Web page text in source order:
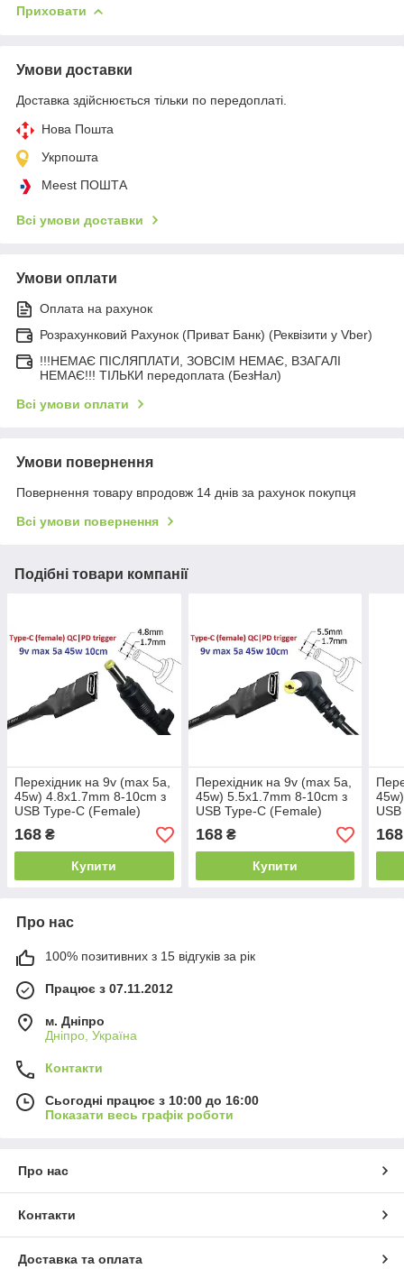
Приховати
Умови доставки
Доставка здійснюється тільки по передоплаті.
Нова Пошта
Укрпошта
Meest ПОШТА
Всі умови доставки
Умови оплати
Оплата на рахунок
Розрахунковий Рахунок (Приват Банк) (Реквізити у Vber)
!!!НЕМАЄ ПІСЛЯПЛАТИ, ЗОВСІМ НЕМАЄ, ВЗАГАЛІ
НЕМАЄ!!! ТІЛЬКИ передоплата (БезНал)
Всі умови оплати
Умови повернення
Повернення товару впродовж 14 днів за рахунок покупця
Всі умови повернення
Подібні товари компанії
Перехідник на 9v (max 5a,
45w) 4.8x1.7mm 8-10cm з
USB Type-C (Female)
Quick Charge Power
Delivery QC|PD тригер (A
class) 1 день
168 ₴
Купити
Перехідник на 9v (max 5a,
45w) 5.5x1.7mm 8-10cm з
USB Type-C (Female)
Quick Charge Power
Delivery QC|PD тригер (A
class) 1 день
168₴
Купити
168
Про нас
100% позитивних з 15 відгуків за рік
Працює з 07.11.2012
м. Дніпро
Дніпро, Україна
Контакти
Сьогодні працює з 10:00 до 16:00
Показати весь графік роботи
Про нас
Контакти
Доставка та оплата